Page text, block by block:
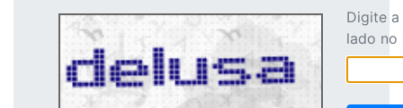
Digite
lado no